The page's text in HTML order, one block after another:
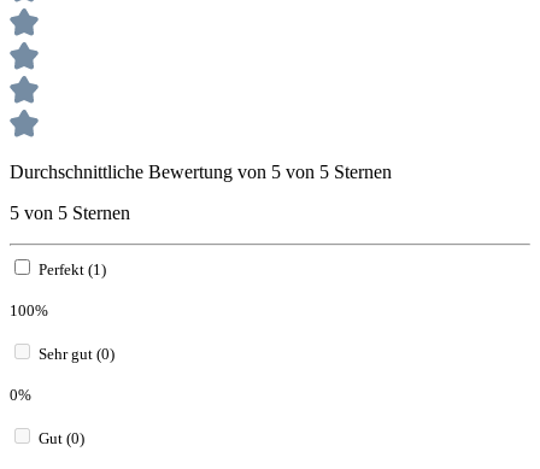
Durchschnittliche Bewertung von 5 von 5 Sternen
5 von 5 Sternen
Perfekt (1)
100%
Sehr gut (0)
0%
Gut (0)